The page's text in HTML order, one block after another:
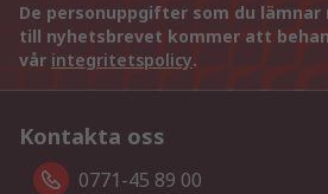
De personuppgifter som du lämnar
till nyhetsbrevet kommer att
vår integritetspolicy.
Kontakta oss
0771-45 89 00